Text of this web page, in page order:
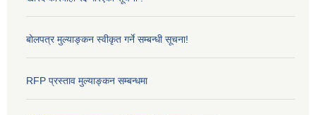
बोलपत्र मुल्याङ्कन स्वीकृत गर्ने सम्बन्धी सूचना!
RFP प्रस्ताव मुल्याङ्कन सम्बन्धमा